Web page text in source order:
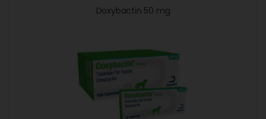
Doxybactin 50 mg